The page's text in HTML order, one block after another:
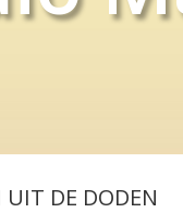
UIT DE DODEN